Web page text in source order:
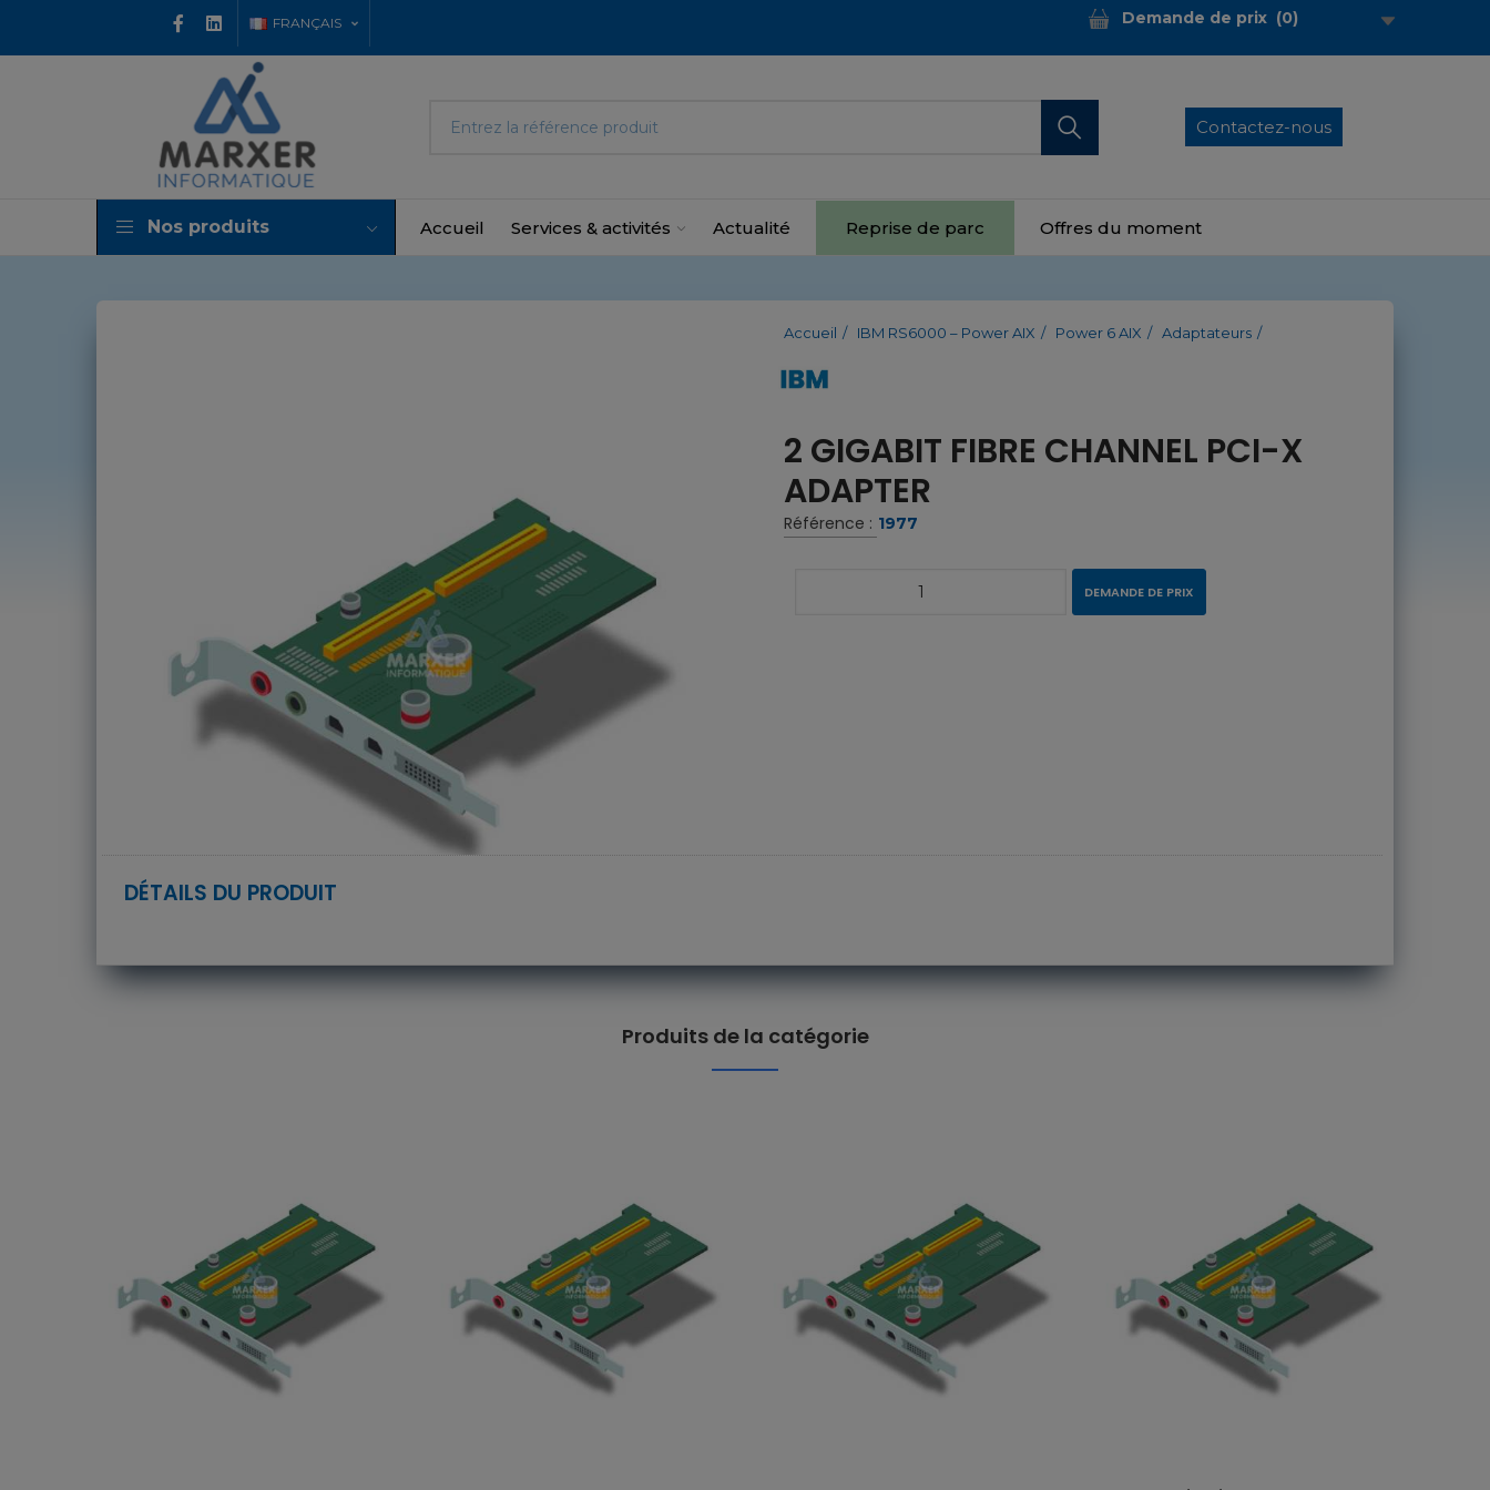
Demande de prix (0)
FRANÇAIS
Contactez-nous
Nos produits Accueil Services & activités Actualité Reprise de parc Offres du moment
Accueil IBM RS6000 – Power AIX Power 6 AIX Adaptateurs
2 GIGABIT FIBRE CHANNEL PCI-X
ADAPTER
Référence : 1977
DEMANDE DE PRIX
DÉTAILS DU PRODUIT
Produits de la catégorie